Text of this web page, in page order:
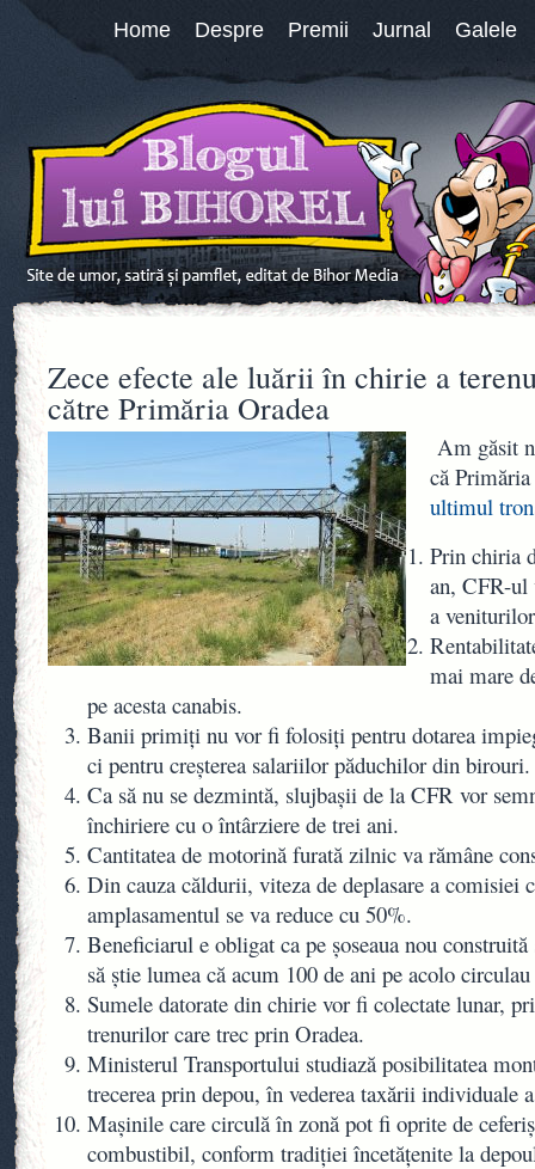
Home Despre Premii Jurnal Galele
Zece efecte ale luării în chirie a
către Primăria Oradea
Am găsit
că Primăria
ultimul
Prin chiria
an, CFR-ul
a
mai mare
pe acesta canabis.
Banii primiți nu vor fi folosiți pentru dotarea
ci pentru creșterea salariilor păduchilor din birouri.
Ca să nu se dezmintă, slujbașii de la CFR vor
închiriere cu o întârziere de trei ani.
Cantitatea de motorină furată zilnic va rămâne
Din cauza căldurii, viteza de deplasare a comisiei
amplasamentul se va reduce cu 50%.
Beneficiarul e obligat ca pe șoseaua nou construită
să știe lumea că acum 100 de ani pe acolo
Sumele datorate din chirie vor fi colectate lunar,
trenurilor care trec prin Oradea.
Ministerul Transportului studiază posibilitatea
trecerea prin depou, în vederea taxării individuale
Mașinile care circulă în zonă pot fi oprite de
combustibil, conform tradiției încetățenite la